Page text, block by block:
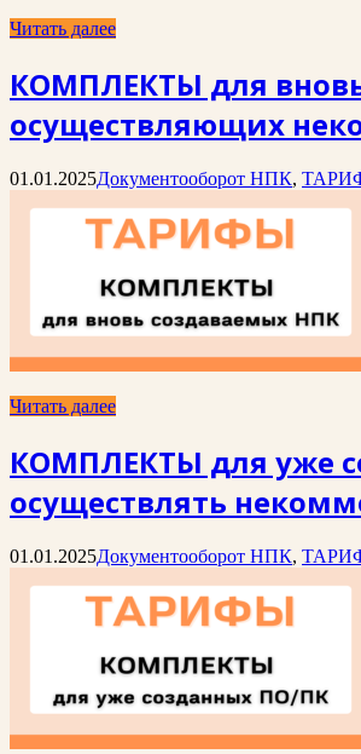
Читать далее
КОМПЛЕКТЫ для вновь
осуществляющих
01.01.2025Документооборот НПК,
Читать далее
КОМПЛЕКТЫ для уже
осуществлять
01.01.2025Документооборот НПК,